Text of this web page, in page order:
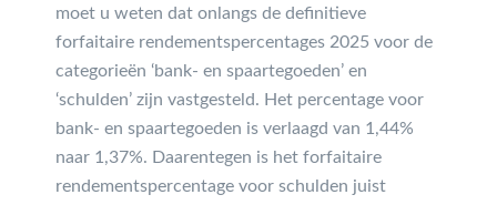
moet u weten dat onlangs de definitieve
forfaitaire rendementspercentages 2025 voor de
categorieën ‘bank- en spaartegoeden’ en
‘schulden’ zijn vastgesteld. Het percentage voor
bank- en spaartegoeden is verlaagd van 1,44%
naar 1,37%. Daarentegen is het forfaitaire
rendementspercentage voor schulden juist